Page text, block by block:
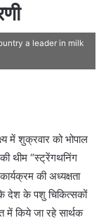
a leader in milk
में शुक्रवार को भोपाल
की थीम “स्ट्रेंगथनिंग
की अध्यक्षता
देश के पशु चिकित्सकों
में किये जा रहे सार्थक